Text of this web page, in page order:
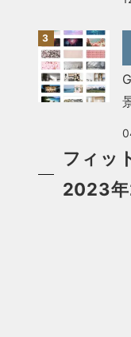
フィッ
2023年